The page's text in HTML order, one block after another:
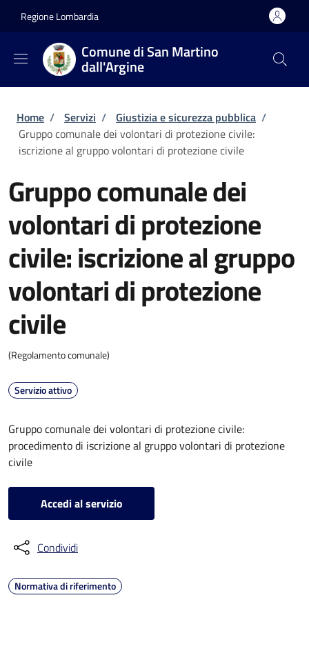
Regione Lombardia
Comune di San Martino
dall'Argine
Briciole di pane
Home / Servizi / Giustizia e sicurezza pubblica /
Gruppo comunale dei volontari di protezione civile:
iscrizione al gruppo volontari di protezione civile
Gruppo comunale dei
volontari di protezione
civile: iscrizione al gruppo
volontari di protezione
civile
(Regolamento comunale)
Servizio attivo
Gruppo comunale dei volontari di protezione civile:
procedimento di iscrizione al gruppo volontari di protezione
civile
Accedi al servizio
Condividi
Normativa di riferimento